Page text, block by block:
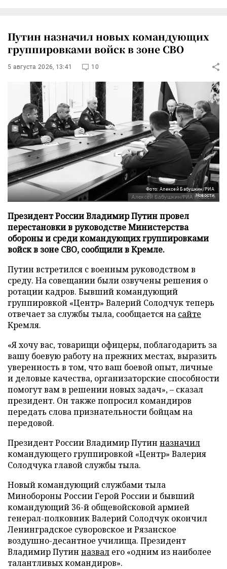
Путин назначил новых командующих
группировками войск в зоне СВО
5 августа 2026, 13:41 10
Фото: Алексей Бабушкин/РИА
Новости
Президент России Владимир Путин провел
перестановки в руководстве Министерства
обороны и среди командующих группировками
войск в зоне СВО, сообщили в Кремле.
Путин встретился с военным руководством в
среду. На совещании были озвучены решения о
ротации кадров. Бывший командующий
группировкой «Центр» Валерий Солодчук теперь
отвечает за службы тыла, сообщается на сайте
Кремля.
«Я хочу вас, товарищи офицеры, поблагодарить за
вашу боевую работу на прежних местах, выразить
уверенность в том, что ваш боевой опыт, личные
и деловые качества, организаторские способности
помогут вам в решении новых задач», – сказал
президент. Он также попросил командиров
передать слова признательности бойцам на
передовой.
Президент России Владимир Путин назначил
командующего группировкой «Центр» Валерия
Солодчука главой службы тыла.
Новый командующий службами тыла
Минобороны России Герой России и бывший
командующий 36-й общевойсковой армией
генерал-полковник Валерий Солодчук окончил
Ленинградское суворовское и Рязанское
воздушно-десантное училища. Президент
Владимир Путин назвал его «одним из наиболее
талантливых командиров».